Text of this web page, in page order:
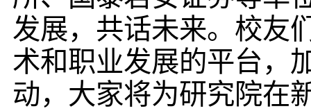
发展，共话未来。校友
术和职业发展的平台，
动，大家将为研究院在